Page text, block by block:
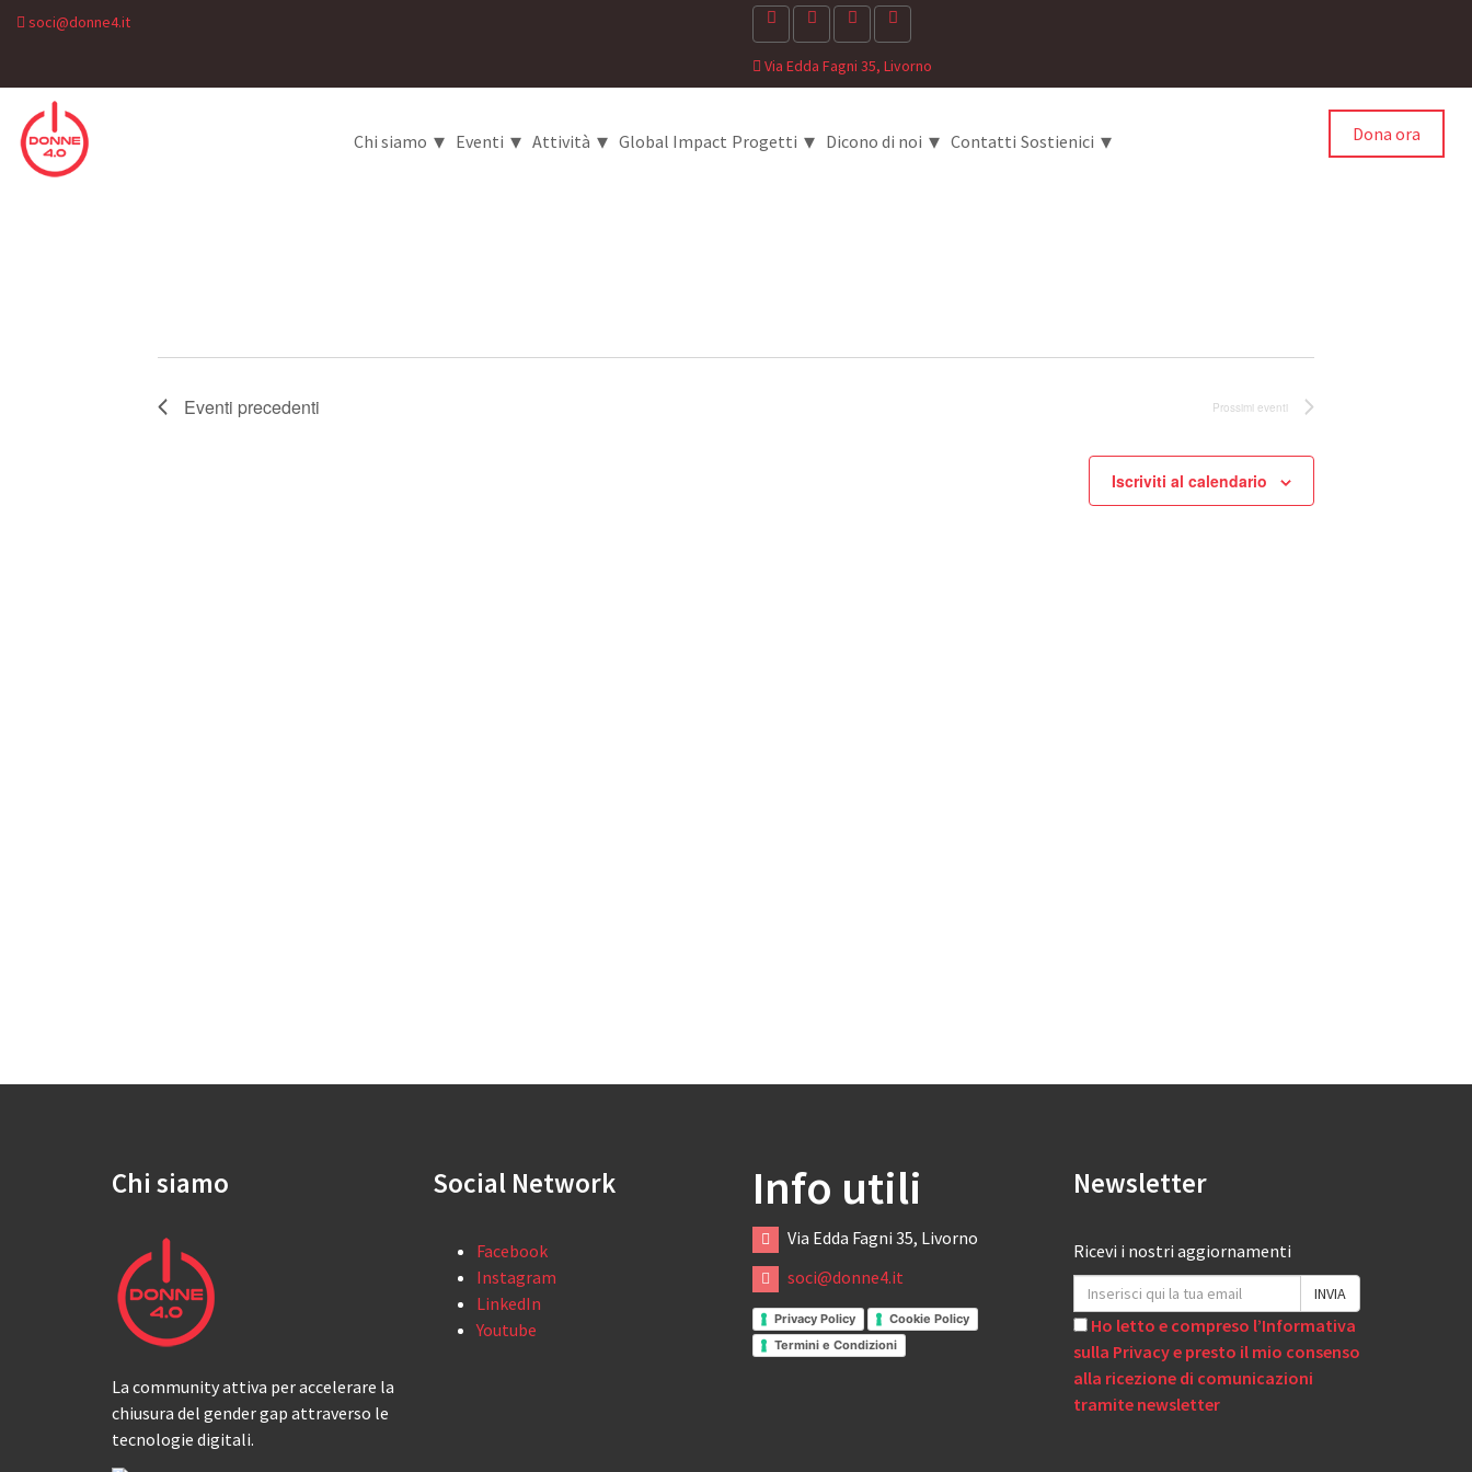
soci@donne4.it
Via Edda Fagni 35, Livorno
Chi siamo ▾ Eventi ▾ Attività ▾ Global Impact Progetti ▾ Dicono di noi ▾ Contatti Sostienici ▾ Dona ora
Eventi precedenti Prossimi eventi
Iscriviti al calendario
Chi siamo
La community attiva per accelerare la
chiusura del gender gap attraverso le
tecnologie digitali.
Social Network
Facebook
Instagram
LinkedIn
Youtube
Info utili
Via Edda Fagni 35, Livorno
soci@donne4.it
Privacy Policy
Cookie Policy
Termini e Condizioni
Newsletter
Ricevi i nostri aggiornamenti
Ho letto e compreso l’Informativa
sulla Privacy e presto il mio consenso
alla ricezione di comunicazioni
tramite newsletter